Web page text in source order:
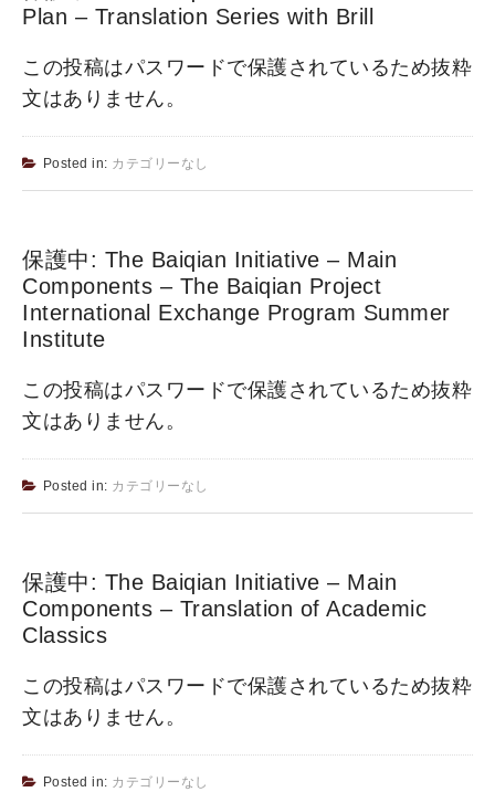
Plan – Translation Series with Brill
この投稿はパスワードで保護されているため抜粋
文はありません。
Posted in: カテゴリーなし
保護中: The Baiqian Initiative – Main
Components – The Baiqian Project
International Exchange Program Summer
Institute
この投稿はパスワードで保護されているため抜粋
文はありません。
Posted in: カテゴリーなし
保護中: The Baiqian Initiative – Main
Components – Translation of Academic
Classics
この投稿はパスワードで保護されているため抜粋
文はありません。
Posted in: カテゴリーなし